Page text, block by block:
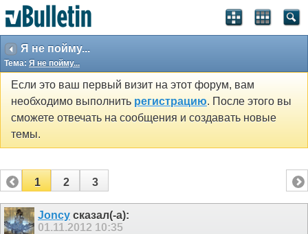
Я не пойму...
Тема: Я не пойму...
Если это ваш первый визит на этот форум, вам
необходимо выполнить регистрацию. После этого вы
сможете отвечать на сообщения и создавать новые
темы.
1 2 3
Joncy сказал(-а):
01.11.2012 10:35